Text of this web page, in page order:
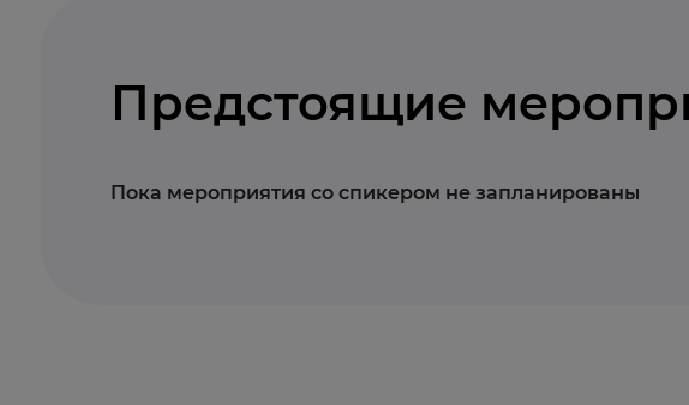
Предстоящие
Пока мероприятия со спикером не запланированы